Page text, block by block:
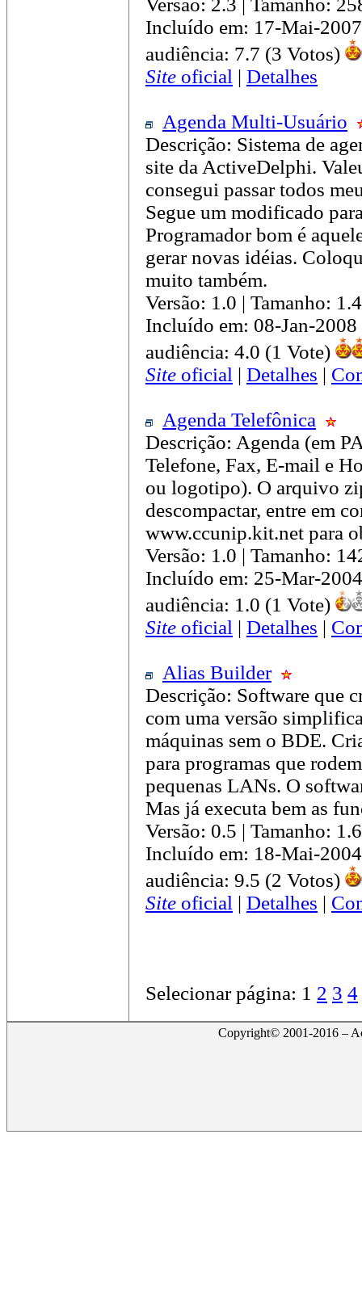
Versão: 2.3 | Tamanho:
Incluído em: 17-Mai-
audiência: 7.7 (3 Votos)
Site oficial | Detalhes
Agenda Multi-Usuário
Descrição: Sistema de
site da ActiveDelphi.
consegui passar todos
Segue um modificado
Programador bom é
gerar novas idéias.
muito também.
Versão: 1.0 | Tamanho:
Incluído em: 08-Jan-
audiência: 4.0 (1 Vote)
Site oficial | Detalhes |
Agenda Telefônica
Descrição: Agenda (em
Telefone, Fax, E-mail e
ou logotipo). O arquivo
descompactar, entre em
www.ccunip.kit.net para
Versão: 1.0 | Tamanho:
Incluído em: 25-Mar-
audiência: 1.0 (1 Vote)
Site oficial | Detalhes |
Alias Builder
Descrição: Software que
com uma versão
máquinas sem o BDE.
para programas que
pequenas LANs. O
Mas já executa bem as
Versão: 0.5 | Tamanho:
Incluído em: 18-Mai-
audiência: 9.5 (2 Votos)
Site oficial | Detalhes |
Selecionar página: 1 2 3 4
Copyright© 2001-2016 –